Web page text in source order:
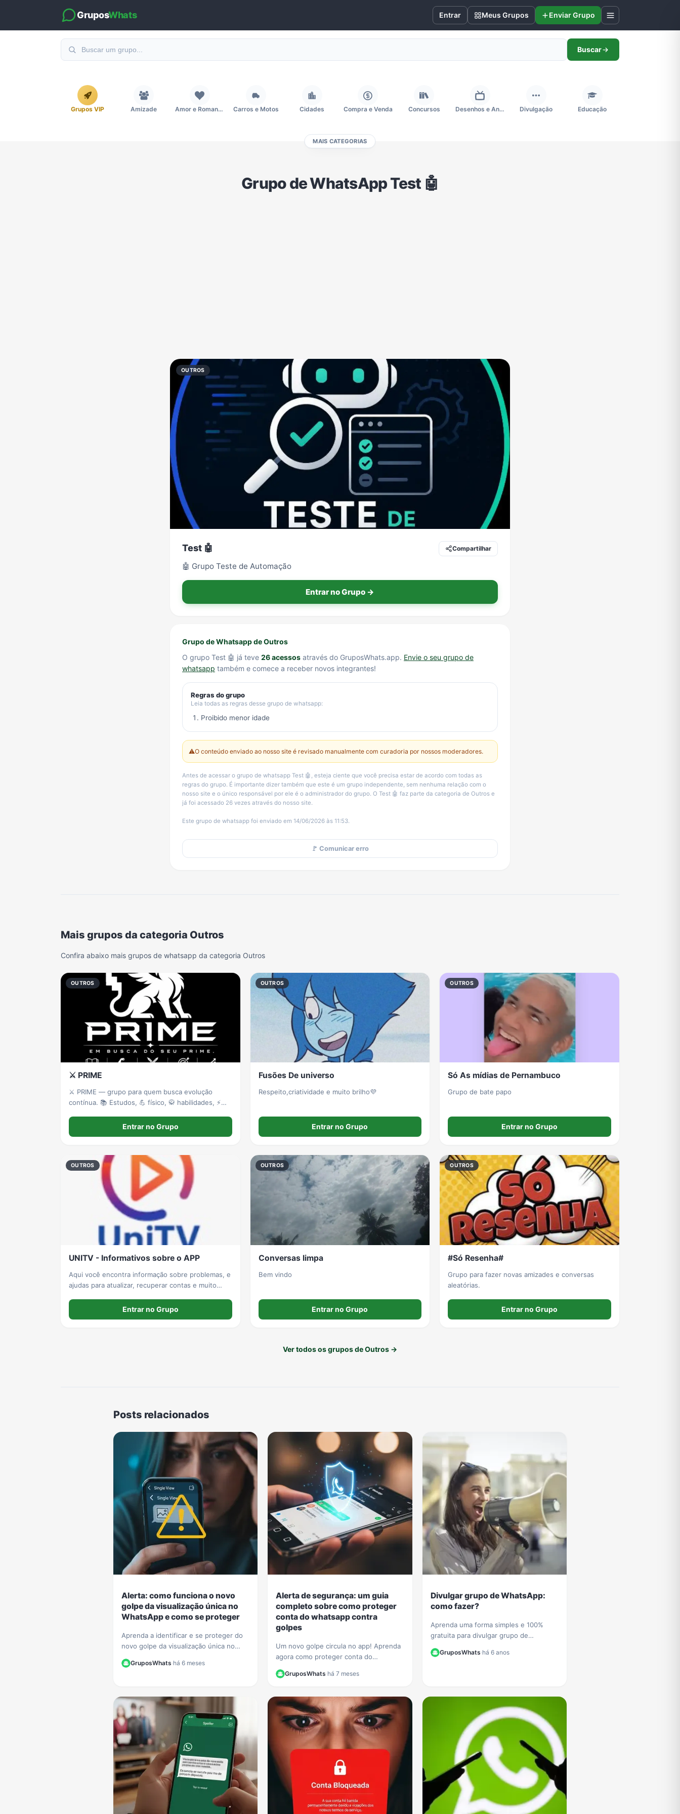
GruposWhats Entrar Meus Grupos Enviar Grupo
Buscar
Grupos VIP Amizade Amor e Romance Carros e Motos Cidades Compra e Venda Concursos Desenhos e Animes Divulgação Educação
Música
MAIS CATEGORIAS
Grupo de WhatsApp Test 🤖
OUTROS
Test 🤖 Compartilhar
🤖 Grupo Teste de Automação
Entrar no Grupo →
Grupo de Whatsapp de Outros
O grupo Test 🤖 já teve 26 acessos através do GruposWhats.app. Envie o seu grupo de
whatsapp também e comece a receber novos integrantes!
Regras do grupo
Leia todas as regras desse grupo de whatsapp:
Proibido menor idade
⚠️O conteúdo enviado ao nosso site é revisado manualmente com curadoria por nossos moderadores.
Antes de acessar o grupo de whatsapp Test 🤖, esteja ciente que você precisa estar de acordo com todas as
regras do grupo. É importante dizer também que este é um grupo independente, sem nenhuma relação com o
nosso site e o único responsável por ele é o administrador do grupo. O Test 🤖 faz parte da categoria de Outros e
já foi acessado 26 vezes através do nosso site.
Este grupo de whatsapp foi enviado em 14/06/2026 às 11:53.
🚩 Comunicar erro
Mais grupos da categoria Outros
Confira abaixo mais grupos de whatsapp da categoria Outros
OUTROS
⚔️ PRIME
⚔️ PRIME — grupo para quem busca evolução
contínua. 📚 Estudos, 💪 físico, 🥋 habilidades, ⚡
organizar hábitos, tarefas e desafios. Entre,
desenvolva-se e busque seu PRIME! 🚀 Faça parte
Entrar no Grupo
OUTROS
Fusões De universo
Respeito,criatividade e muito brilho💜
Entrar no Grupo
OUTROS
Só As mídias de Pernambuco
Grupo de bate papo
Entrar no Grupo
OUTROS
UNITV - Informativos sobre o APP
Aqui você encontra informação sobre problemas, e
ajudas para atualizar, recuperar contas e muito
Entrar no Grupo
OUTROS
Conversas limpa
Bem vindo
Entrar no Grupo
OUTROS
#Só Resenha#
Grupo para fazer novas amizades e conversas
aleatórias.
Entrar no Grupo
Ver todos os grupos de Outros →
Posts relacionados
Alerta: como funciona o novo
golpe da visualização única no
WhatsApp e como se proteger
Aprenda a identificar e se proteger do
novo golpe da visualização única no
para extorquir vítimas. Saiba como agir.
GruposWhats·há 6 meses
Alerta de segurança: um guia
completo sobre como proteger
conta do whatsapp contra
golpes
Um novo golpe circula no app! Aprenda
agora como proteger conta do
seus dados e contatos sejam roubados.
GruposWhats·há 7 meses
Divulgar grupo de WhatsApp:
como fazer?
Aprenda uma forma simples e 100%
gratuita para divulgar grupo de
membros e participantes no seu grupo
GruposWhats·há 6 anos